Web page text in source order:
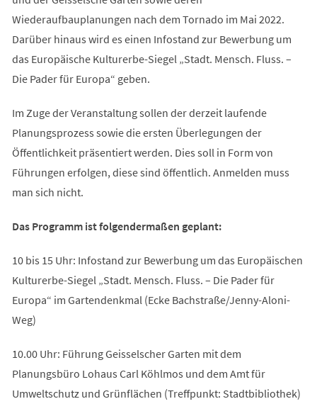
Wiederaufbauplanungen nach dem Tornado im Mai 2022.
Darüber hinaus wird es einen Infostand zur Bewerbung um
das Europäische Kulturerbe-Siegel „Stadt. Mensch. Fluss. –
Die Pader für Europa“ geben.
Im Zuge der Veranstaltung sollen der derzeit laufende
Planungsprozess sowie die ersten Überlegungen der
Öffentlichkeit präsentiert werden. Dies soll in Form von
Führungen erfolgen, diese sind öffentlich. Anmelden muss
man sich nicht.
Das Programm ist folgendermaßen geplant:
10 bis 15 Uhr: Infostand zur Bewerbung um das Europäischen
Kulturerbe-Siegel „Stadt. Mensch. Fluss. – Die Pader für
Europa“ im Gartendenkmal (Ecke Bachstraße/Jenny-Aloni-
Weg)
10.00 Uhr: Führung Geisselscher Garten mit dem
Planungsbüro Lohaus Carl Köhlmos und dem Amt für
Umweltschutz und Grünflächen (Treffpunkt: Stadtbibliothek)